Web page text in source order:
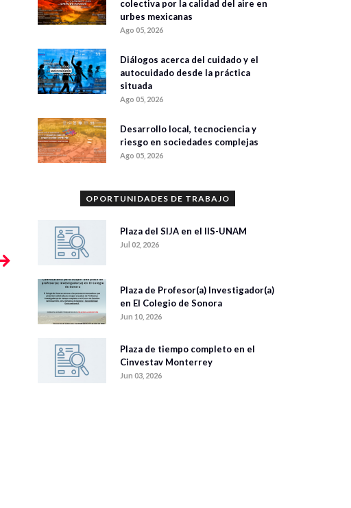
colectiva por la calidad del aire en
urbes mexicanas
Ago 05, 2026
Diálogos acerca del cuidado y el
autocuidado desde la práctica
situada
Ago 05, 2026
Desarrollo local, tecnociencia y
riesgo en sociedades complejas
Ago 05, 2026
OPORTUNIDADES DE TRABAJO
Plaza del SIJA en el IIS-UNAM
Jul 02, 2026
Plaza de Profesor(a) Investigador(a)
en El Colegio de Sonora
Jun 10, 2026
Plaza de tiempo completo en el
Cinvestav Monterrey
Jun 03, 2026